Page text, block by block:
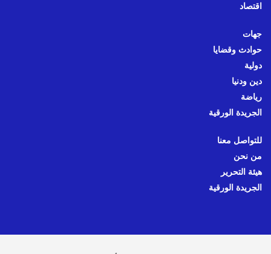
اقتصاد
جهات
حوادث وقضايا
دولية
دين ودنيا
رياضة
الجريدة الورقية
للتواصل معنا
من نحن
هيئة التحرير
الجريدة الورقية